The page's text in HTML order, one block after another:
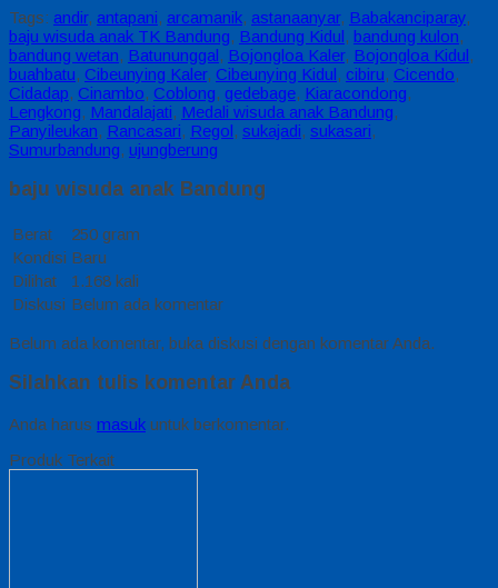
Tags: andir, antapani, arcamanik, astanaanyar, Babakanciparay,
baju wisuda anak TK Bandung, Bandung Kidul, bandung kulon,
bandung wetan, Batununggal, Bojongloa Kaler, Bojongloa Kidul,
buahbatu, Cibeunying Kaler, Cibeunying Kidul, cibiru, Cicendo,
Cidadap, Cinambo, Coblong, gedebage, Kiaracondong,
Lengkong, Mandalajati, Medali wisuda anak Bandung,
Panyileukan, Rancasari, Regol, sukajadi, sukasari,
Sumurbandung, ujungberung
baju wisuda anak Bandung
Berat
250 gram
Kondisi Baru
Dilihat
1.168 kali
Diskusi Belum ada komentar
Belum ada komentar, buka diskusi dengan komentar Anda.
Silahkan tulis komentar Anda
Anda harus masuk untuk berkomentar.
Produk Terkait